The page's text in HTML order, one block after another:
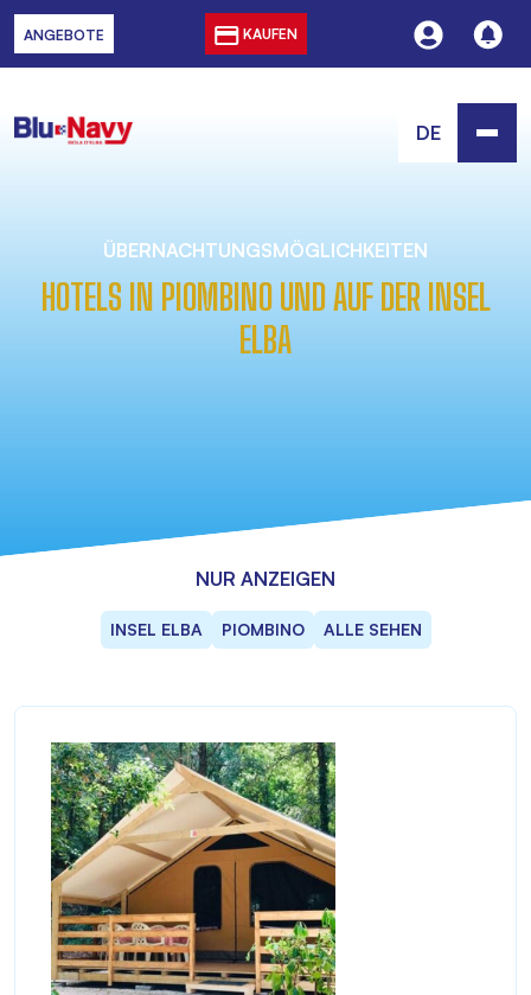
ANGEBOTE KAUFEN
DE
ÜBERNACHTUNGSMÖGLICHKEITEN
HOTELS IN PIOMBINO UND AUF DER INSEL
ELBA
NUR ANZEIGEN
INSEL ELBA PIOMBINO ALLE SEHEN